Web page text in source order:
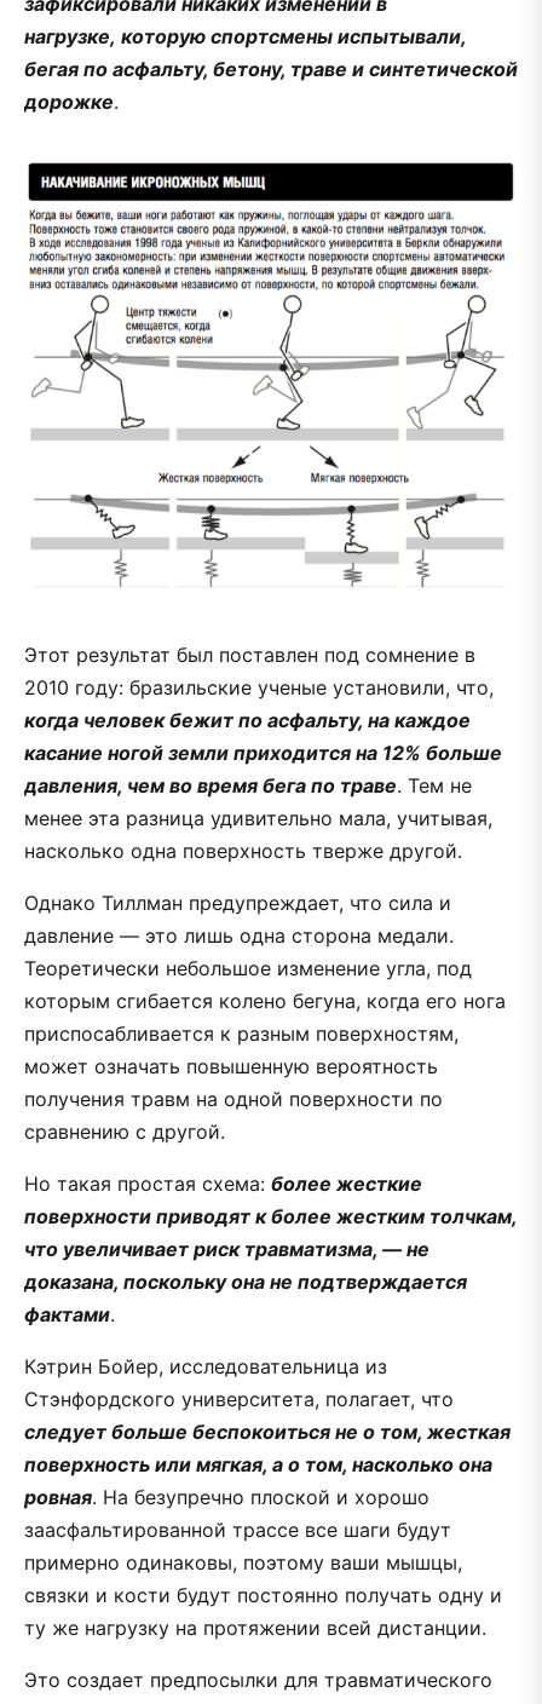
нагрузке, которую спортсмены испытывали,
бегая по асфальту, бетону, траве и синтетической
дорожке.
Этот результат был поставлен под сомнение в
2010 году: бразильские ученые установили, что,
когда человек бежит по асфальту, на каждое
касание ногой земли приходится на 12% больше
давления, чем во время бега по траве. Тем не
менее эта разница удивительно мала, учитывая,
насколько одна поверхность тверже другой.
Однако Тиллман предупреждает, что сила и
давление — это лишь одна сторона медали.
Теоретически небольшое изменение угла, под
которым сгибается колено бегуна, когда его нога
приспосабливается к разным поверхностям,
может означать повышенную вероятность
получения травм на одной поверхности по
сравнению с другой.
Но такая простая схема: более жесткие
поверхности приводят к более жестким толчкам,
что увеличивает риск травматизма, — не
доказана, поскольку она не подтверждается
фактами.
Кэтрин Бойер, исследовательница из
Стэнфордского университета, полагает, что
следует больше беспокоиться не о том, жесткая
поверхность или мягкая, а о том, насколько она
ровная. На безупречно плоской и хорошо
заасфальтированной трассе все шаги будут
примерно одинаковы, поэтому ваши мышцы,
связки и кости будут постоянно получать одну и
ту же нагрузку на протяжении всей дистанции.
Это создает предпосылки для травматического